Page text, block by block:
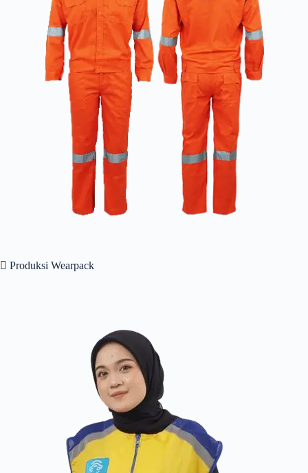
 Produksi Wearpack